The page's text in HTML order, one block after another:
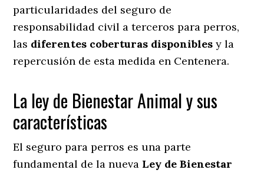
particularidades del seguro de
responsabilidad civil a terceros para perros,
las diferentes coberturas disponibles y la
repercusión de esta medida en Centenera.
La ley de Bienestar Animal y sus
características
El seguro para perros es una parte
fundamental de la nueva Ley de Bienestar